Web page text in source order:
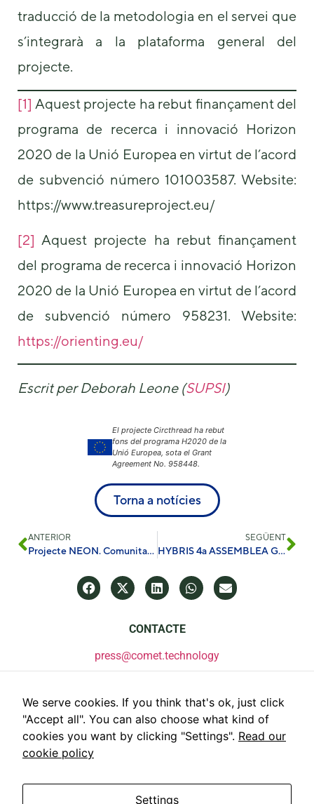
traducció de la metodologia en el servei que
s’integrarà a la plataforma general del
projecte.
[1] Aquest projecte ha rebut finançament del
programa de recerca i innovació Horizon
2020 de la Unió Europea en virtut de l’acord
de subvenció número 101003587. Website:
https://www.treasureproject.eu/
[2] Aquest projecte ha rebut finançament
del programa de recerca i innovació Horizon
2020 de la Unió Europea en virtut de l’acord
de subvenció número 958231. Website:
https://orienting.eu/
Escrit per Deborah Leone (SUPSI)
El projecte Circthread ha rebut
fons del programa H2020 de la
Unió Europea, sota el Grant
Agreement No. 958448.
Torna a notícies
ANTERIOR
Projecte NEON. Comunitats energètiques de serveis energètics integrats de pròxima generació, el paper dels projectes pilot.
SEGÜENT
HYBRIS 4a ASSEMBLEA GENERAL A CHAMBÉRY
CONTACTE
press@comet.technology
We serve cookies. If you think that's ok, just click
"Accept all". You can also choose what kind of
cookies you want by clicking "Settings". Read our
cookie policy
Settings